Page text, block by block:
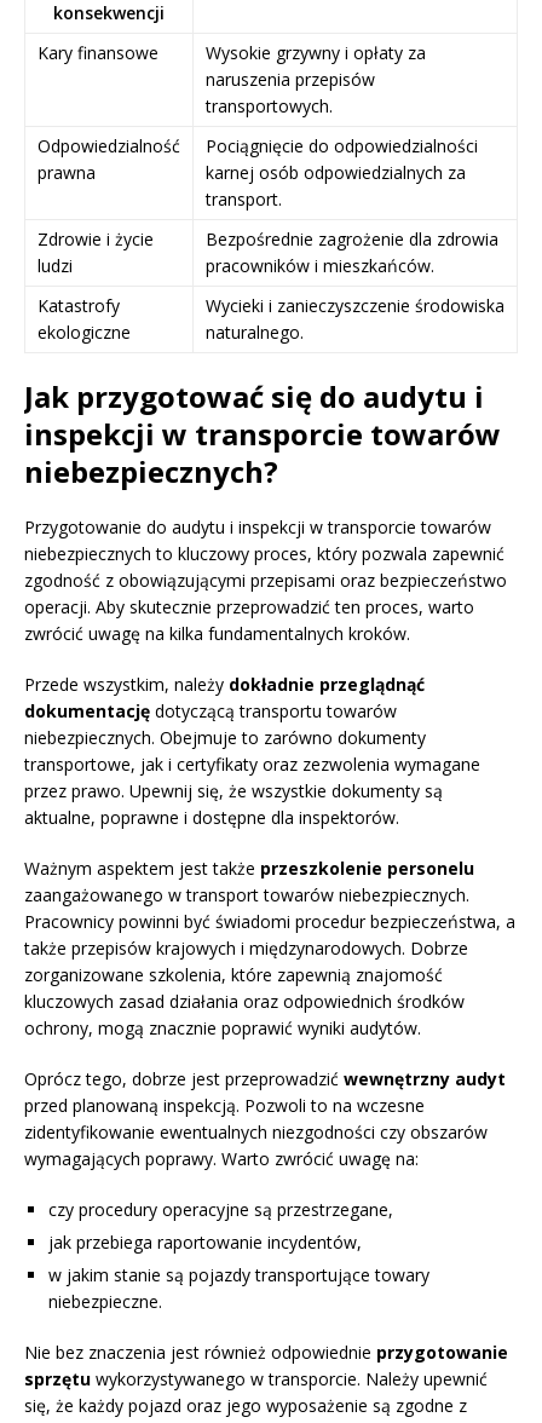
konsekwencji
Kary finansowe
Wysokie grzywny i opłaty za
naruszenia przepisów
transportowych.
Odpowiedzialność
prawna
Pociągnięcie do odpowiedzialności
karnej osób odpowiedzialnych za
transport.
Zdrowie i życie
ludzi
Bezpośrednie zagrożenie dla zdrowia
pracowników i mieszkańców.
Katastrofy
ekologiczne
Wycieki i zanieczyszczenie środowiska
naturalnego.
Jak przygotować się do audytu i
inspekcji w transporcie towarów
niebezpiecznych?
Przygotowanie do audytu i inspekcji w transporcie towarów
niebezpiecznych to kluczowy proces, który pozwala zapewnić
zgodność z obowiązującymi przepisami oraz bezpieczeństwo
operacji. Aby skutecznie przeprowadzić ten proces, warto
zwrócić uwagę na kilka fundamentalnych kroków.
Przede wszystkim, należy dokładnie przeglądnąć
dokumentację dotyczącą transportu towarów
niebezpiecznych. Obejmuje to zarówno dokumenty
transportowe, jak i certyfikaty oraz zezwolenia wymagane
przez prawo. Upewnij się, że wszystkie dokumenty są
aktualne, poprawne i dostępne dla inspektorów.
Ważnym aspektem jest także przeszkolenie personelu
zaangażowanego w transport towarów niebezpiecznych.
Pracownicy powinni być świadomi procedur bezpieczeństwa, a
także przepisów krajowych i międzynarodowych. Dobrze
zorganizowane szkolenia, które zapewnią znajomość
kluczowych zasad działania oraz odpowiednich środków
ochrony, mogą znacznie poprawić wyniki audytów.
Oprócz tego, dobrze jest przeprowadzić wewnętrzny audyt
przed planowaną inspekcją. Pozwoli to na wczesne
zidentyfikowanie ewentualnych niezgodności czy obszarów
wymagających poprawy. Warto zwrócić uwagę na:
czy procedury operacyjne są przestrzegane,
jak przebiega raportowanie incydentów,
w jakim stanie są pojazdy transportujące towary
niebezpieczne.
Nie bez znaczenia jest również odpowiednie przygotowanie
sprzętu wykorzystywanego w transporcie. Należy upewnić
się, że każdy pojazd oraz jego wyposażenie są zgodne z